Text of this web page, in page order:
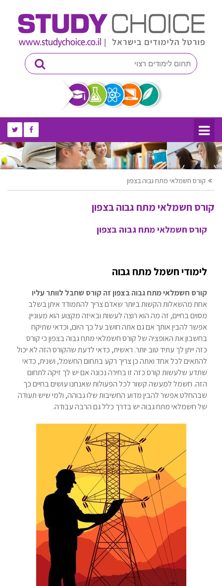
קורס חשמלאי מתח גבוה בצפון
קורס חשמלאי מתח גבוה בצפון
קורס חשמלאי מתח גבוה בצפון
לימודי חשמל מתח גבוה
קורס חשמלאי מתח גבוה בצפון זה קורס שחבל לוותר עליו
אחת מהשאלות הקשות ביותר שאדם צריך להתמודד איתן בשלב
מסוים בחיים, זה מה הוא רוצה לעשות ובאיזה מקצוע הוא מעוניין.
אפשר להבין אותך אם גם אתה חושב על כך היום, וכדאי שתיקח
בחשבון את האופציה של קורס חשמלאי מתח גבוה בצפון כי קורס
כזה ייתן לך עתיד טוב יותר. ראשית, כדאי לדעת שהקורס הזה לא יכול
להתאים לכל אחד ואתה כן צריך רקע בתחום החשמל, ושנית, כדאי
שתדע שלעשות קורס כזה זו בחירה נכונה אם יש לך זיקה לתחום
הזה. חשמל למעשה קשור לכל הפעולות שאנחנו עושים בחיים כך
שבהחלט אפשר להבין מדוע החשיבות שלו גבוהה, ולמי שיש תעודה
של חשמלאי מתח גבוה יש בדרך כלל גם הרבה עבודה.